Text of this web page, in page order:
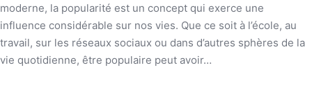
moderne, la popularité est un concept qui exerce une
influence considérable sur nos vies. Que ce soit à l’école, au
travail, sur les réseaux sociaux ou dans d’autres sphères de la
vie quotidienne, être populaire peut avoir…